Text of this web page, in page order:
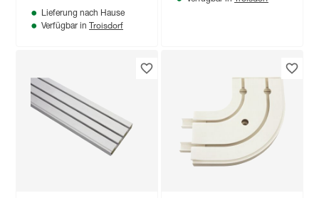
Lieferung nach Hause
Verfügbar in Troisdorf